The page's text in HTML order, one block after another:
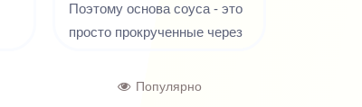
Поэтому основа соуса - это
просто прокрученные через
самое то, с утиной грудкой
Популярно